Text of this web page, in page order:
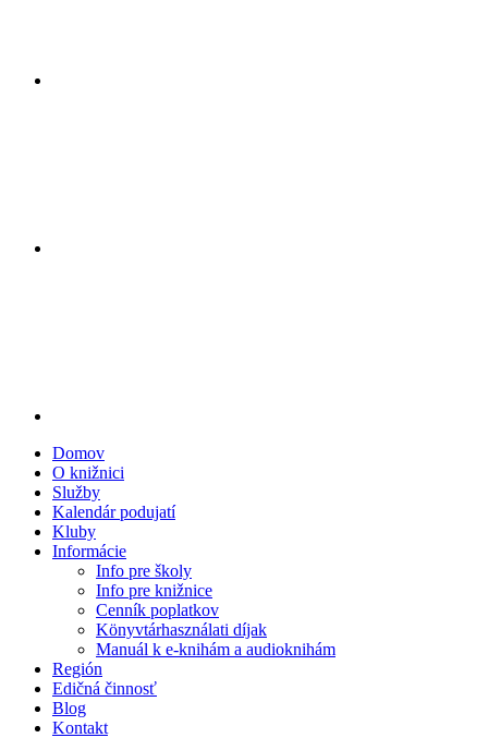
Domov
O knižnici
Služby
Kalendár podujatí
Kluby
Informácie
Info pre školy
Info pre knižnice
Cenník poplatkov
Könyvtárhasználati díjak
Manuál k e-knihám a audioknihám
Región
Edičná činnosť
Blog
Kontakt